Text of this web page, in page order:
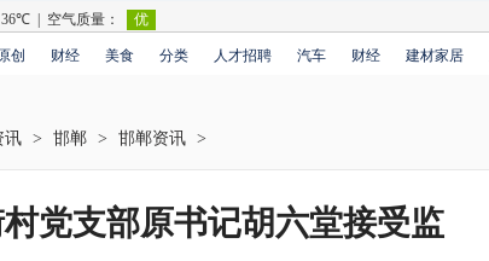
创 财经 美食 分类 人才招聘 汽车 财经 建材家居
讯 > 邯郸 > 邯郸资讯 >
党支部原书记胡六堂接受监